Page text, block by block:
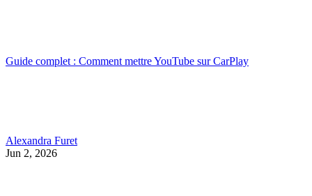
Guide complet : Comment mettre YouTube sur CarPlay
Alexandra Furet
Jun 2, 2026